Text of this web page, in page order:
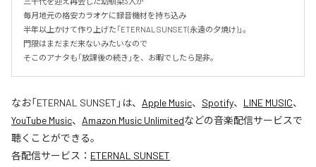
毎月地元の格安カラオケに録音機材を持ち込み
半年以上かけて作り上げた「ETERNAL SUNSET(永遠の夕焼け)」。
門限はまだまだ来ないみたいなので
そこのアナタも「放課後の続き」を、お暇でしたら是非。
なお「ETERNAL SUNSET 」は、 Apple Music、 Spotify、 LINE MUSIC、
YouTube Music、 Amazon Music Unlimitedなどの音楽配信サービスで
聴くことができる。
各配信サービス： ETERNAL SUNSET